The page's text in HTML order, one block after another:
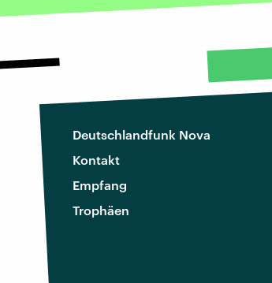
Deutschlandfunk Nova
Kontakt
Empfang
Trophäen